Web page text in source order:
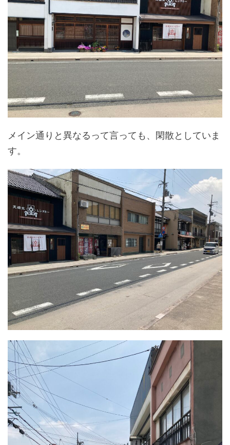
メイン通りと異なるって言っても、閑散としていま
す。